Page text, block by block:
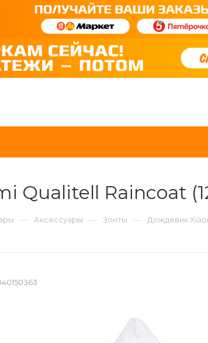
Qualitell Raincoat
— Аксессуары — Зонты — Дождевик